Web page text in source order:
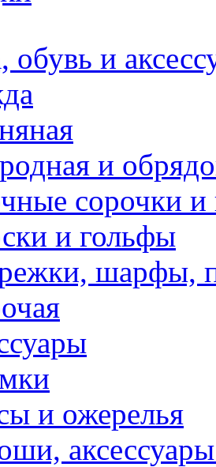
обувь и
и
сорочки
и гольфы
шарфы,
и ожерелья